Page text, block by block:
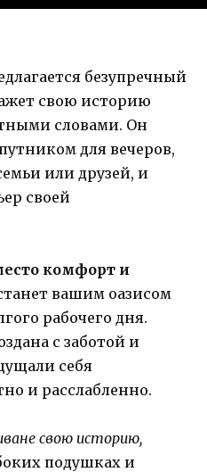
безупречный
свою историю
словами. Он
для вечеров,
или друзей, и
своей
комфорт и
вашим оазисом
рабочего дня.
с заботой и
себя
и расслабленно.
свою историю,
подушках и